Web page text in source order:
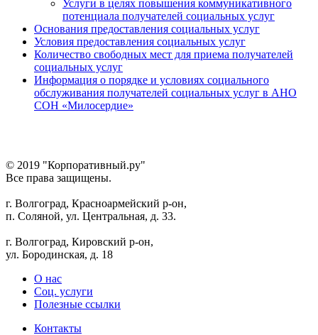
Услуги в целях повышения коммуникативного
потенциала получателей социальных услуг
Основания предоставления социальных услуг
Условия предоставления социальных услуг
Количество свободных мест для приема получателей
социальных услуг
Информация о порядке и условиях социального
обслуживания получателей социальных услуг в АНО
СОН «Милосердие»
© 2019 "Корпоративный.ру"
Все права защищены.
г. Волгоград, Красноармейский р-он,
п. Соляной, ул. Центральная, д. 33.
г. Волгоград, Кировский р-он,
ул. Бородинская, д. 18
О нас
Соц. услуги
Полезные ссылки
Контакты